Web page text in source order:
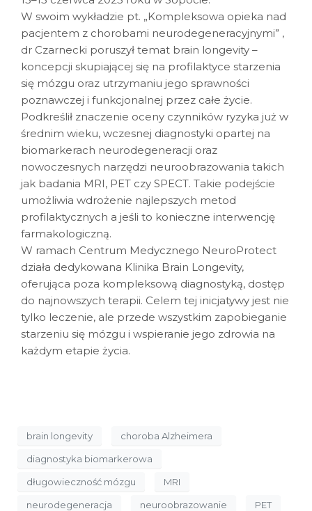
W swoim wykładzie pt. „Kompleksowa opieka nad
pacjentem z chorobami neurodegeneracyjnymi” ,
dr Czarnecki poruszył temat brain longevity –
koncepcji skupiającej się na profilaktyce starzenia
się mózgu oraz utrzymaniu jego sprawności
poznawczej i funkcjonalnej przez całe życie.
Podkreślił znaczenie oceny czynników ryzyka już w
średnim wieku, wczesnej diagnostyki opartej na
biomarkerach neurodegeneracji oraz
nowoczesnych narzędzi neuroobrazowania takich
jak badania MRI, PET czy SPECT. Takie podejście
umożliwia wdrożenie najlepszych metod
profilaktycznych a jeśli to konieczne interwencję
farmakologiczną.
W ramach Centrum Medycznego NeuroProtect
działa dedykowana Klinika Brain Longevity,
oferująca poza kompleksową diagnostyką, dostęp
do najnowszych terapii. Celem tej inicjatywy jest nie
tylko leczenie, ale przede wszystkim zapobieganie
starzeniu się mózgu i wspieranie jego zdrowia na
każdym etapie życia.
brain longevity choroba Alzheimera
diagnostyka biomarkerowa
długowieczność mózgu MRI
neurodegeneracja neuroobrazowanie PET